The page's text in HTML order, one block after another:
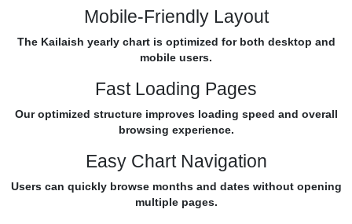
Mobile-Friendly Layout
The Kailaish yearly chart is optimized for both desktop and
mobile users.
Fast Loading Pages
Our optimized structure improves loading speed and overall
browsing experience.
Easy Chart Navigation
Users can quickly browse months and dates without opening
multiple pages.